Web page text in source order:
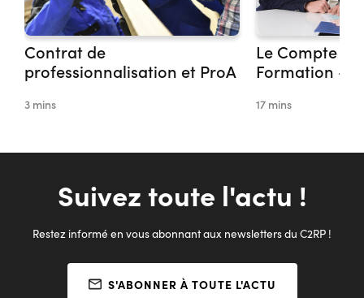
Contrat de
professionnalisation et ProA
3 mins
Le Compte
Formation -
17 mins
Suivez toute l'actu !
Restez informé en vous abonnant aux newsletters du C2RP !
S'ABONNER À TOUTE L'ACTU